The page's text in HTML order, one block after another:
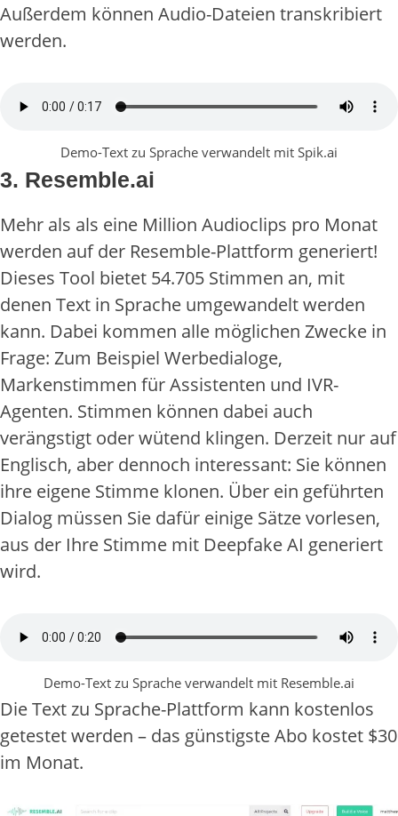
Außerdem können Audio-Dateien transkribiert
werden.
Demo-Text zu Sprache verwandelt mit Spik.ai
3. Resemble.ai
Mehr als als eine Million Audioclips pro Monat
werden auf der Resemble-Plattform generiert!
Dieses Tool bietet 54.705 Stimmen an, mit
denen Text in Sprache umgewandelt werden
kann. Dabei kommen alle möglichen Zwecke in
Frage: Zum Beispiel Werbedialoge,
Markenstimmen für Assistenten und IVR-
Agenten. Stimmen können dabei auch
verängstigt oder wütend klingen. Derzeit nur auf
Englisch, aber dennoch interessant: Sie können
ihre eigene Stimme klonen. Über ein geführten
Dialog müssen Sie dafür einige Sätze vorlesen,
aus der Ihre Stimme mit Deepfake AI generiert
wird.
Demo-Text zu Sprache verwandelt mit Resemble.ai
Die Text zu Sprache-Plattform kann kostenlos
getestet werden – das günstigste Abo kostet $30
im Monat.